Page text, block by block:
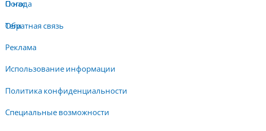
О нас
Обратная связь
Реклама
Использование информации
Политика конфиденциальности
Специальные возможности
Погода
Теги